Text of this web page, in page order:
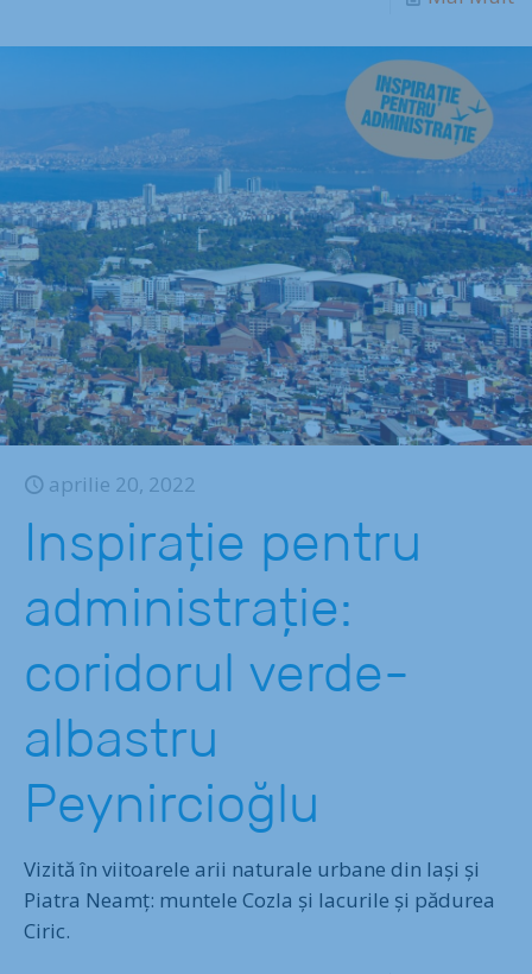
aprilie 20, 2022
Inspirație pentru
administrație:
coridorul verde-
albastru
Peynircioğlu
Vizită în viitoarele arii naturale urbane din Iași și
Piatra Neamț: muntele Cozla și lacurile și pădurea
Ciric.